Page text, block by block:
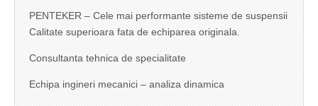
PENTEKER – Cele mai performante sisteme de suspensii
Calitate superioara fata de echiparea originala.
Consultanta tehnica de specialitate
Echipa ingineri mecanici – analiza dinamica